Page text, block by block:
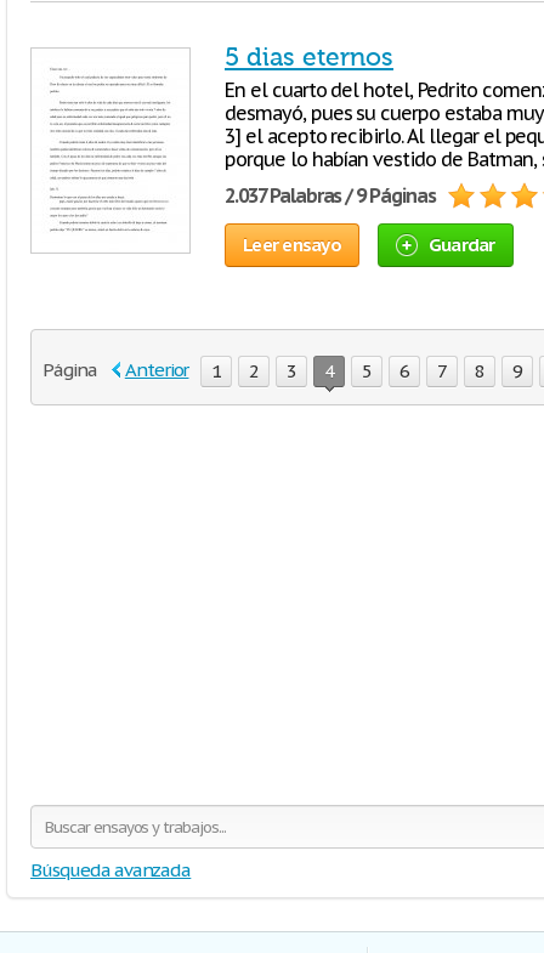
5 dias eternos
En el cuarto del hotel, Pedrito
desmayó, pues su cuerpo estaba
3] el acepto recibirlo. Al llegar el
porque lo habían vestido de Batman,
2.037 Palabras / 9 Páginas
Leer ensayo Guardar
Página Anterior 1 2 3 4 5 6 7 8 9
Búsqueda avanzada